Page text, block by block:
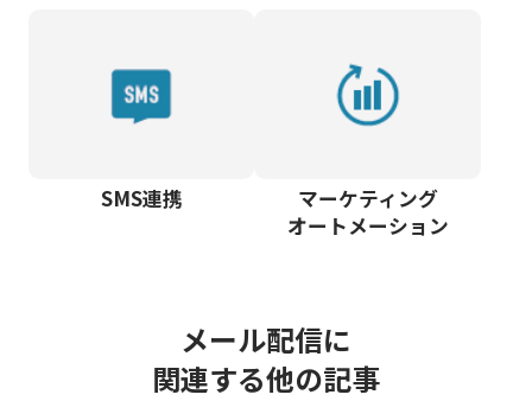
SMS連携
マーケティング
オートメーション
メール配信に
関連する他の記事